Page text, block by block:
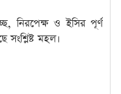
নিরপেক্ষ ও ইসির পূর্ণ
সংশ্লিষ্ট মহল।